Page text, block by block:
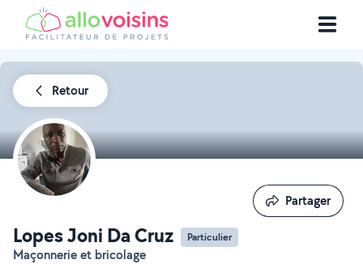
Retour
Lopes Joni Da Cruz Particulier
Maçonnerie et bricolage
Partager
Partager